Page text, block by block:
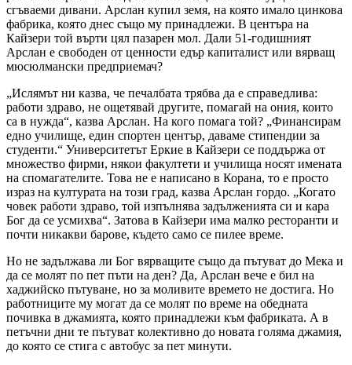
сгъваеми дивани. Арслан купил земя, на която имало цинкова
фабрика, която днес също му принадлежи. В центъра на
Кайзери той върти цял пазарен мол. Дали 51-годишният
Арслан е свободен от ценности едър капиталист или вярващ
мюсюлмански предприемач?
„Ислямът ни казва, че печалбата трябва да е справедлива:
работи здраво, не ощетявай другите, помагай на ония, които
са в нужда“, казва Арслан. На кого помага той? „Финансирам
едно училище, един спортен център, даваме стипендии за
студенти.“ Университетът Еркие в Кайзери се поддържа от
множество фирми, някои факултети и училища носят имената
на спомагателите. Това не е написано в Корана, то е просто
израз на културата на този град, казва Арслан гордо. „Когато
човек работи здраво, той изпълнява задълженията си и кара
Бог да се усмихва“. Затова в Кайзери има малко ресторанти и
почти никакви барове, където само се пилее време.
Но не задължава ли Бог вярващите също да пътуват до Мека и
да се молят по пет пъти на ден? Да, Арслан вече е бил на
хаджийско пътуване, но за моливите времето не достига. Но
работниците му могат да се молят по време на обедната
почивка в джамията, която принадлежи към фабриката. А в
петъчни дни те пътуват колективно до новата голяма джамия,
до която се стига с автобус за пет минути.